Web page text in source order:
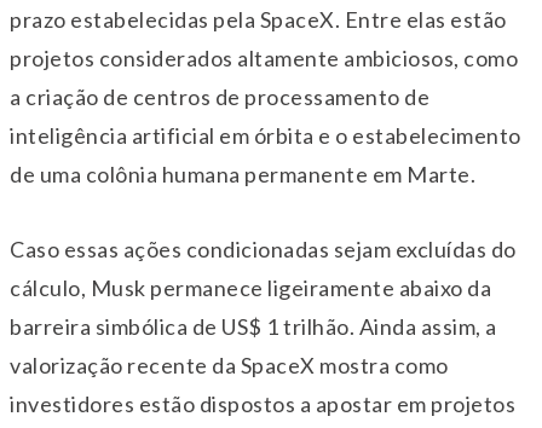
prazo estabelecidas pela SpaceX. Entre elas estão
projetos considerados altamente ambiciosos, como
a criação de centros de processamento de
inteligência artificial em órbita e o estabelecimento
de uma colônia humana permanente em Marte.
Caso essas ações condicionadas sejam excluídas do
cálculo, Musk permanece ligeiramente abaixo da
barreira simbólica de US$ 1 trilhão. Ainda assim, a
valorização recente da SpaceX mostra como
investidores estão dispostos a apostar em projetos